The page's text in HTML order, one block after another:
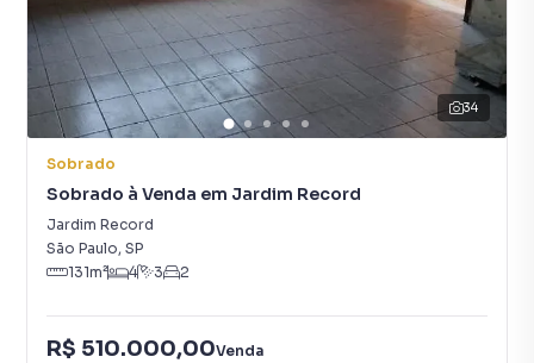
34
Sobrado
Sobrado à Venda em Jardim Record
Jardim Record
São Paulo, SP
131m² 4 3 2
R$ 510.000,00Venda